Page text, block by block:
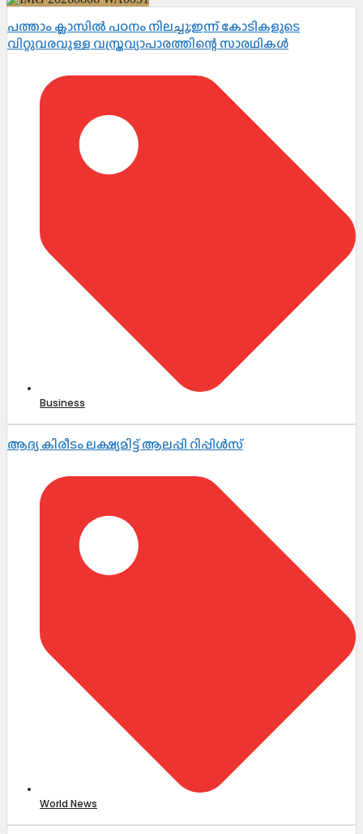
പത്താം ക്ലാസിൽ പഠനം നിലച്ചു;ഇന്ന് കോടികളുടെ
വിറ്റുവരവുള്ള വസ്ത്രവ്യാപാരത്തിന്റെ സാരഥികൾ
Business
ആദ്യ കിരീടം ലക്ഷ്യമിട്ട് ആലപ്പി റിപ്പിൾസ്
World News